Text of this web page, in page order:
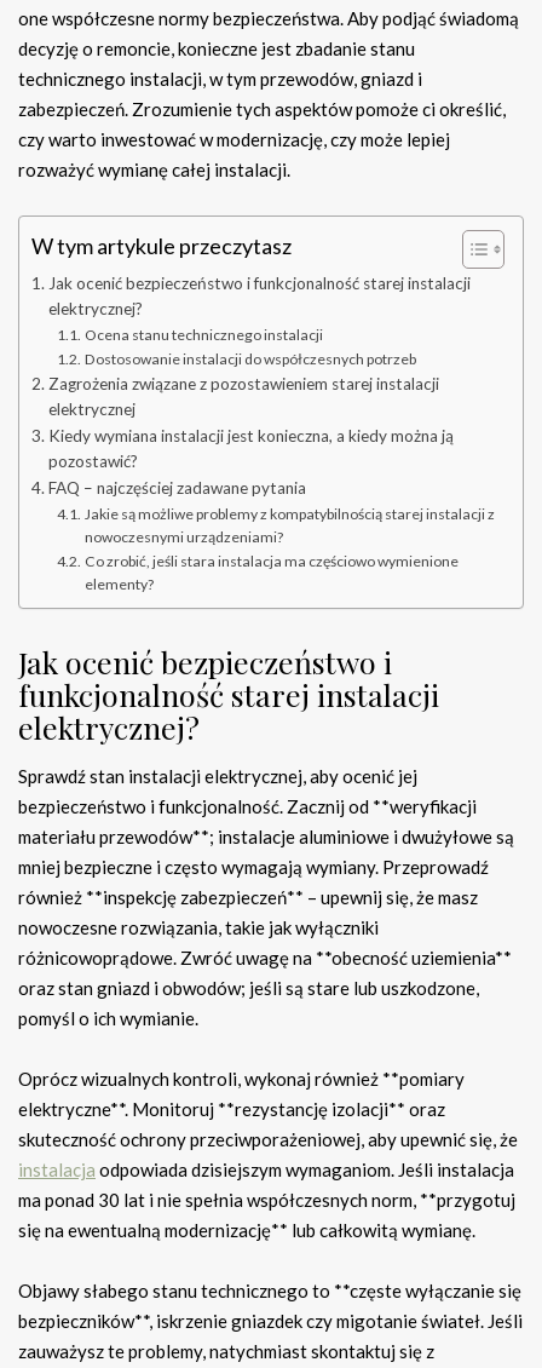
one współczesne normy bezpieczeństwa. Aby podjąć świadomą
decyzję o remoncie, konieczne jest zbadanie stanu
technicznego instalacji, w tym przewodów, gniazd i
zabezpieczeń. Zrozumienie tych aspektów pomoże ci określić,
czy warto inwestować w modernizację, czy może lepiej
rozważyć wymianę całej instalacji.
W tym artykule przeczytasz
Jak ocenić bezpieczeństwo i funkcjonalność starej instalacji
elektrycznej?
Ocena stanu technicznego instalacji
Dostosowanie instalacji do współczesnych potrzeb
Zagrożenia związane z pozostawieniem starej instalacji
elektrycznej
Kiedy wymiana instalacji jest konieczna, a kiedy można ją
pozostawić?
FAQ – najczęściej zadawane pytania
Jakie są możliwe problemy z kompatybilnością starej instalacji z
nowoczesnymi urządzeniami?
Co zrobić, jeśli stara instalacja ma częściowo wymienione
elementy?
Jak ocenić bezpieczeństwo i
funkcjonalność starej instalacji
elektrycznej?
Sprawdź stan instalacji elektrycznej, aby ocenić jej
bezpieczeństwo i funkcjonalność. Zacznij od **weryfikacji
materiału przewodów**; instalacje aluminiowe i dwużyłowe są
mniej bezpieczne i często wymagają wymiany. Przeprowadź
również **inspekcję zabezpieczeń** – upewnij się, że masz
nowoczesne rozwiązania, takie jak wyłączniki
różnicowoprądowe. Zwróć uwagę na **obecność uziemienia**
oraz stan gniazd i obwodów; jeśli są stare lub uszkodzone,
pomyśl o ich wymianie.
Oprócz wizualnych kontroli, wykonaj również **pomiary
elektryczne**. Monitoruj **rezystancję izolacji** oraz
skuteczność ochrony przeciwporażeniowej, aby upewnić się, że
instalacja odpowiada dzisiejszym wymaganiom. Jeśli instalacja
ma ponad 30 lat i nie spełnia współczesnych norm, **przygotuj
się na ewentualną modernizację** lub całkowitą wymianę.
Objawy słabego stanu technicznego to **częste wyłączanie się
bezpieczników**, iskrzenie gniazdek czy migotanie świateł. Jeśli
zauważysz te problemy, natychmiast skontaktuj się z